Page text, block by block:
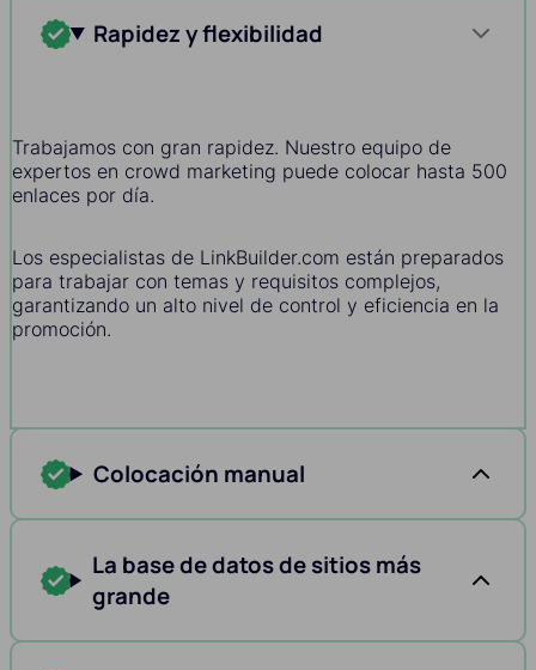
Rapidez y flexibilidad
Trabajamos con gran rapidez. Nuestro equipo de
expertos en crowd marketing puede colocar hasta 500
enlaces por día.
Los especialistas de LinkBuilder.com están preparados
para trabajar con temas y requisitos complejos,
garantizando un alto nivel de control y eficiencia en la
promoción.
Colocación manual
La base de datos de sitios más
grande